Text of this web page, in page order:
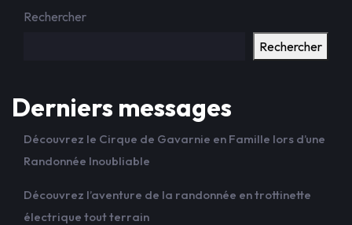
Rechercher
Rechercher
Derniers messages
Découvrez le Cirque de Gavarnie en Famille lors d’une
Randonnée Inoubliable
Découvrez l’aventure de la randonnée en trottinette
électrique tout terrain